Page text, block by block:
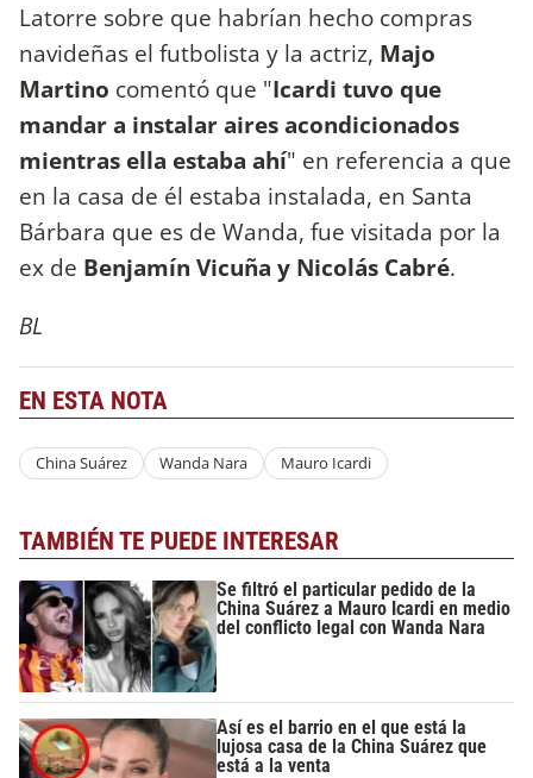
Latorre sobre que habrían hecho compras
navideñas el futbolista y la actriz, Majo
Martino comentó que "Icardi tuvo que
mandar a instalar aires acondicionados
mientras ella estaba ahí" en referencia a que
en la casa de él estaba instalada, en Santa
Bárbara que es de Wanda, fue visitada por la
ex de Benjamín Vicuña y Nicolás Cabré.
BL
EN ESTA NOTA
China Suárez Wanda Nara Mauro Icardi
TAMBIÉN TE PUEDE INTERESAR
Se filtró el particular pedido de la
China Suárez a Mauro Icardi en medio
del conflicto legal con Wanda Nara
Así es el barrio en el que está la
lujosa casa de la China Suárez que
está a la venta